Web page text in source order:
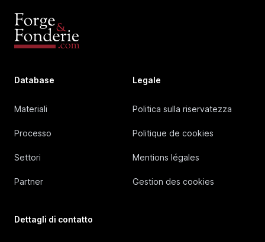
Database
Materiali
Processo
Settori
Partner
Legale
Politica sulla riservatezza
Politique de cookies
Mentions légales
Gestion des cookies
Dettagli di contatto